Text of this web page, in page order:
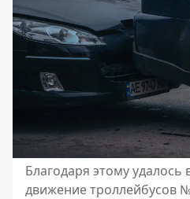
Благодаря этому удалось
движение троллейбусов